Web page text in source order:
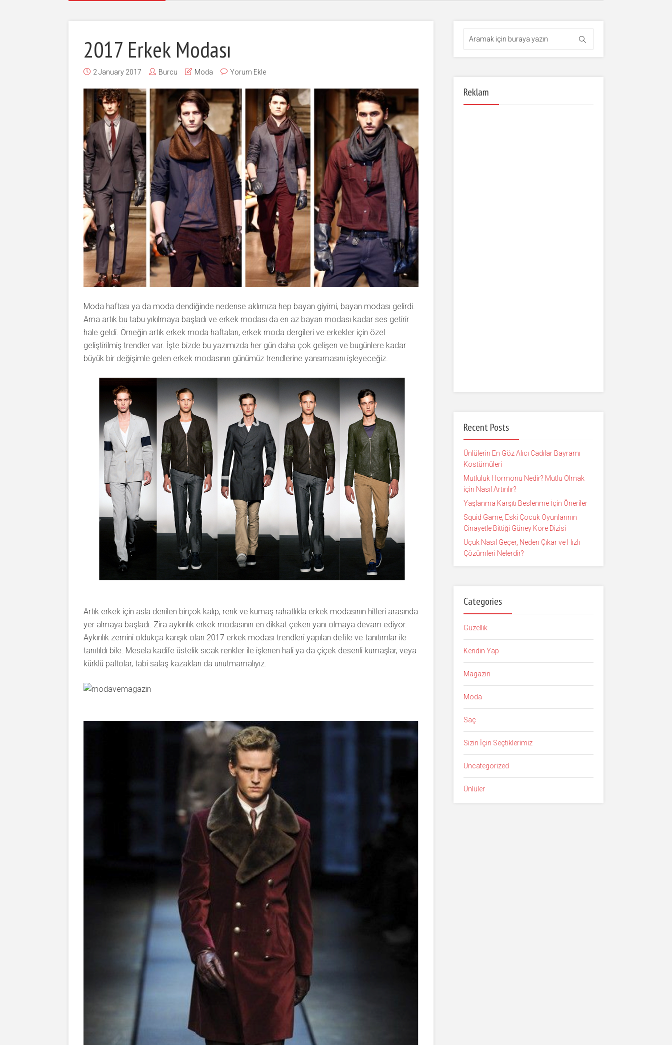
2017 Erkek Modası
2 January 2017 Burcu Moda Yorum Ekle
Moda haftası ya da moda dendiğinde nedense aklımıza hep bayan giyimi, bayan modası gelirdi.
Ama artık bu tabu yıkılmaya başladı ve erkek modası da en az bayan modası kadar ses getirir
hale geldi. Örneğin artık erkek moda haftaları, erkek moda dergileri ve erkekler için özel
geliştirilmiş trendler var. İşte bizde bu yazımızda her gün daha çok gelişen ve bugünlere kadar
büyük bir değişimle gelen erkek modasının günümüz trendlerine yansımasını işleyeceğiz.
Artık erkek için asla denilen birçok kalıp, renk ve kumaş rahatlıkla erkek modasının hitleri arasında
yer almaya başladı. Zira aykırılık erkek modasının en dikkat çeken yanı olmaya devam ediyor.
Aykırılık zemini oldukça karışık olan 2017 erkek modası trendleri yapılan defile ve tanıtımlar ile
tanıtıldı bile. Mesela kadife üstelik sıcak renkler ile işlenen hali ya da çiçek desenli kumaşlar, veya
kürklü paltolar, tabi salaş kazakları da unutmamalıyız.
Reklam
Recent Posts
Ünlülerin En Göz Alıcı Cadılar Bayramı
Kostümüleri
Mutluluk Hormonu Nedir? Mutlu Olmak
için Nasıl Artırılır?
Yaşlanma Karşıtı Beslenme İçin Öneriler
Squid Game, Eski Çocuk Oyunlarının
Cinayetle Bittiği Güney Kore Dizisi
Uçuk Nasıl Geçer, Neden Çıkar ve Hızlı
Çözümleri Nelerdir?
Categories
Güzellik
Kendin Yap
Magazin
Moda
Saç
Sizin İçin Seçtiklerimiz
Uncategorized
Ünlüler